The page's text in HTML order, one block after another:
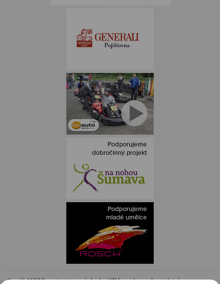
Staněk MOTO - autorizovaný dealer KTM - e-shop s kompletním